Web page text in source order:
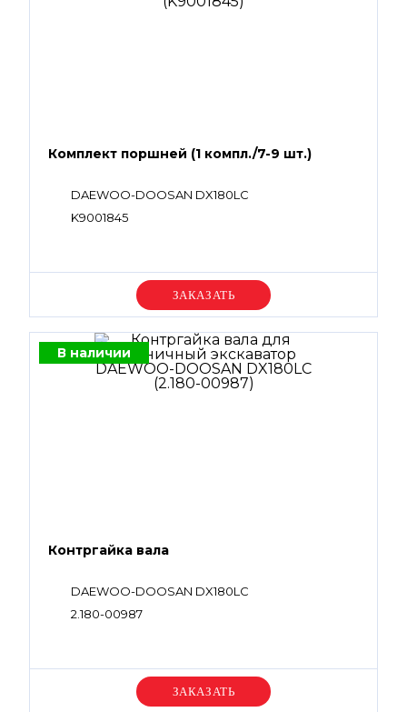
Комплект поршней (1 компл./7-9 шт.)
DAEWOO-DOOSAN DX180LC
K9001845
Уточняйте цену
В наличии
Контргайка вала
DAEWOO-DOOSAN DX180LC
2.180-00987
Уточняйте цену